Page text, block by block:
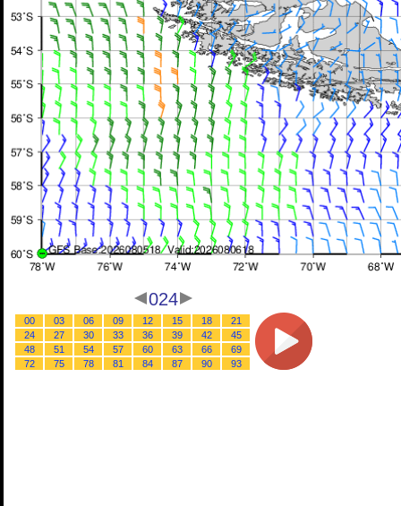
024
00 03 06 09 12 15 18
21
24
27 30 33 36 39 42
45
48
51 54 57 60 63 66
69
72
75 78 81 84 87 90 93